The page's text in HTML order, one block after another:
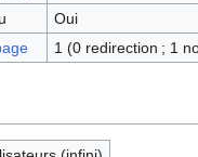
Oui
1 (0 redirection ; 1